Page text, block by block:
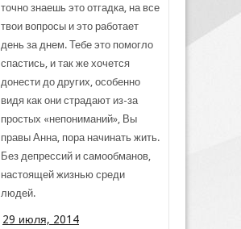
точно знаешь это отгадка, на все
твои вопросы и это работает
день за днем. Тебе это помогло
спастись, и так же хочется
донести до других, особенно
видя как они страдают из-за
простых «непониманий», Вы
правы Анна, пора начинать жить.
Без депрессий и самообманов,
настоящей жизнью среди
людей.
29 июля, 2014